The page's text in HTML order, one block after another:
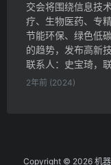
交会将围绕信息技
疗、生物医药、专
节能环保、绿色低
的趋势，发布高新
联系人：史宝琦，
2年前 (2024)
Copyright © 2026 机